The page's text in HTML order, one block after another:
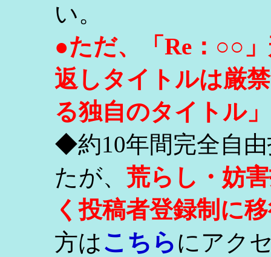
い。
●ただ、「Re：○○
返しタイトルは厳
る独自のタイトル
◆約10年間完全自
たが、 荒らし・妨
く投稿者登録制に
方はこちらにアク